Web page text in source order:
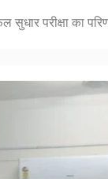
सुधार परीक्षा का